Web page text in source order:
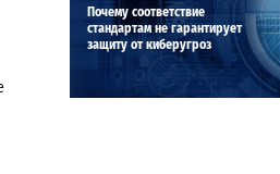
Почему соответствие
стандартам не гарантирует
защиту от киберугроз